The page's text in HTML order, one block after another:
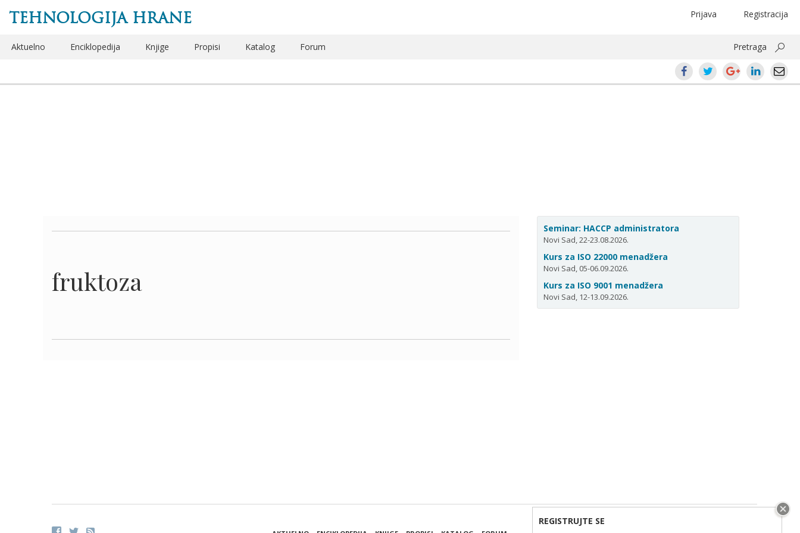
TEHNOLOGIJA HRANE Registracija
Prijava
Aktuelno Enciklopedija Knjige Propisi Katalog Forum Pretraga
fruktoza
Seminar: HACCP administratora
Novi Sad, 22-23.08.2026.
Kurs za ISO 22000 menadžera
Novi Sad, 05-06.09.2026.
Kurs za ISO 9001 menadžera
Novi Sad, 12-13.09.2026.
REGISTRUJTE SE